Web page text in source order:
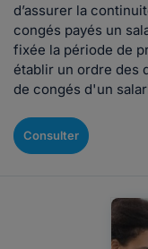
d’assurer la
congés payés un
fixée la période de
établir un ordre des
de congés d'un
Consulter